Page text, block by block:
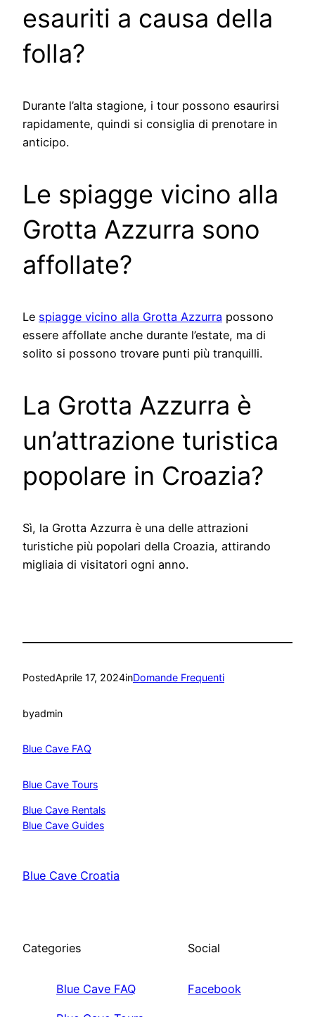
esauriti a causa della
folla?
Durante l’alta stagione, i tour possono esaurirsi
rapidamente, quindi si consiglia di prenotare in
anticipo.
Le spiagge vicino alla
Grotta Azzurra sono
affollate?
Le spiagge vicino alla Grotta Azzurra possono
essere affollate anche durante l’estate, ma di
solito si possono trovare punti più tranquilli.
La Grotta Azzurra è
un’attrazione turistica
popolare in Croazia?
Sì, la Grotta Azzurra è una delle attrazioni
turistiche più popolari della Croazia, attirando
migliaia di visitatori ogni anno.
PostedAprile 17, 2024inDomande Frequenti
byadmin
Blue Cave FAQ
Blue Cave Tours
Blue Cave Rentals
Blue Cave Guides
Blue Cave Croatia
Categories
Blue Cave FAQ
Social
Facebook